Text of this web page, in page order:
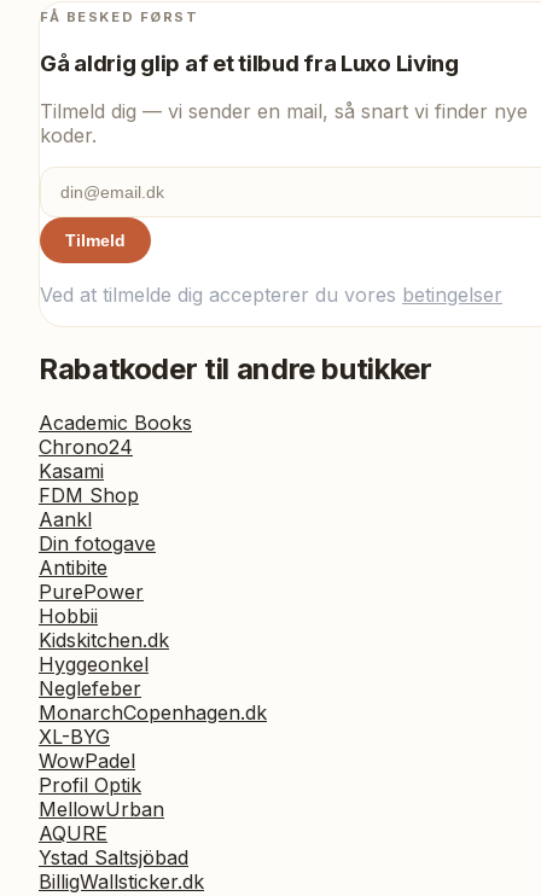
FÅ BESKED FØRST
Gå aldrig glip af et tilbud fra Luxo Living
Tilmeld dig — vi sender en mail, så snart vi finder nye
koder.
Tilmeld
Ved at tilmelde dig accepterer du vores betingelser
Rabatkoder til andre butikker
Academic Books
Chrono24
Kasami
FDM Shop
Aankl
Din fotogave
Antibite
PurePower
Hobbii
Kidskitchen.dk
Hyggeonkel
Neglefeber
MonarchCopenhagen.dk
XL-BYG
WowPadel
Profil Optik
MellowUrban
AQURE
Ystad Saltsjöbad
BilligWallsticker.dk